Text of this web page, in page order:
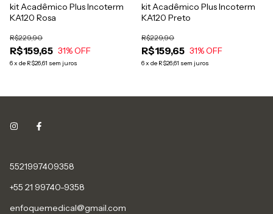
kit Acadêmico Plus Incoterm
KA120 Rosa
R$159,65
R$229,90
31% OFF
6x de R$26,61 sem juros
kit Acadêmico Plus Incoterm
KA120 Preto
R$159,65
R$229,90
31% OFF
6x de R$26,61 sem juros
5521997409358
+55 21 99740-9358
enfoquemedical@gmail.com